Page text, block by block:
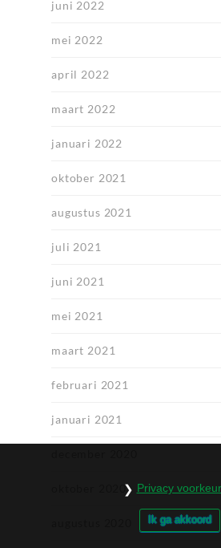
juni 2022
mei 2022
april 2022
maart 2022
januari 2022
oktober 2021
augustus 2021
juli 2021
juni 2021
mei 2021
maart 2021
februari 2021
januari 2021
oktober 2020 Privacy
Ik ga akkoord